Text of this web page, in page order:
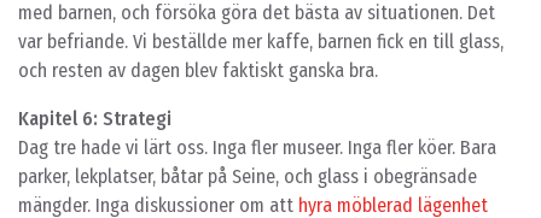
med barnen, och försöka göra det bästa av situationen. Det
var befriande. Vi beställde mer kaffe, barnen fick en till glass,
och resten av dagen blev faktiskt ganska bra.
Kapitel 6: Strategi
Dag tre hade vi lärt oss. Inga fler museer. Inga fler köer. Bara
parker, lekplatser, båtar på Seine, och glass i obegränsade
mängder. Inga diskussioner om att hyra möblerad lägenhet